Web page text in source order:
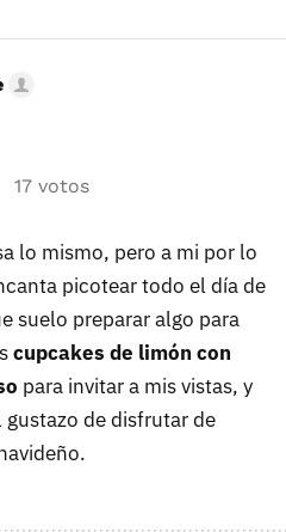
17 votos
lo mismo, pero a mi por lo
picotear todo el día de
suelo preparar algo para
cupcakes de limón con
para invitar a mis vistas, y
de disfrutar de